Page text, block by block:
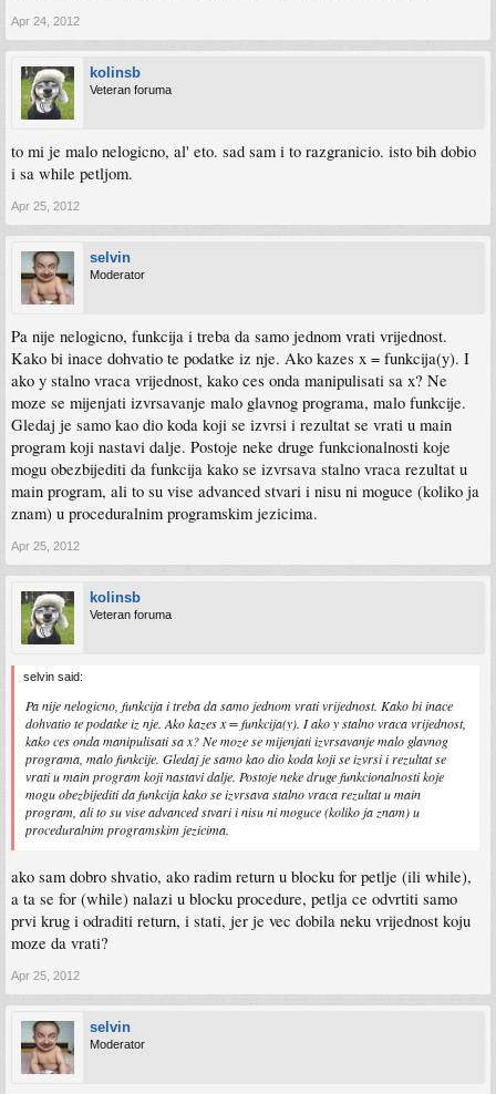
Apr 24, 2012
kolinsb
Veteran foruma
to mi je malo nelogicno, al' eto. sad sam i to razgranicio. isto bih dobio
i sa while petljom.
Apr 25, 2012
selvin
Moderator
Pa nije nelogicno, funkcija i treba da samo jednom vrati vrijednost.
Kako bi inace dohvatio te podatke iz nje. Ako kazes x = funkcija(y). I
ako y stalno vraca vrijednost, kako ces onda manipulisati sa x? Ne
moze se mijenjati izvrsavanje malo glavnog programa, malo funkcije.
Gledaj je samo kao dio koda koji se izvrsi i rezultat se vrati u main
program koji nastavi dalje. Postoje neke druge funkcionalnosti koje
mogu obezbijediti da funkcija kako se izvrsava stalno vraca rezultat u
main program, ali to su vise advanced stvari i nisu ni moguce (koliko ja
znam) u proceduralnim programskim jezicima.
Apr 25, 2012
kolinsb
Veteran foruma
selvin said:
Pa nije nelogicno, funkcija i treba da samo jednom vrati vrijednost. Kako bi inace
dohvatio te podatke iz nje. Ako kazes x = funkcija(y). I ako y stalno vraca vrijednost,
kako ces onda manipulisati sa x? Ne moze se mijenjati izvrsavanje malo glavnog
programa, malo funkcije. Gledaj je samo kao dio koda koji se izvrsi i rezultat se
vrati u main program koji nastavi dalje. Postoje neke druge funkcionalnosti koje
mogu obezbijediti da funkcija kako se izvrsava stalno vraca rezultat u main
program, ali to su vise advanced stvari i nisu ni moguce (koliko ja znam) u
proceduralnim programskim jezicima.
ako sam dobro shvatio, ako radim return u blocku for petlje (ili while),
a ta se for (while) nalazi u blocku procedure, petlja ce odvrtiti samo
prvi krug i odraditi return, i stati, jer je vec dobila neku vrijednost koju
moze da vrati?
Apr 25, 2012
selvin
Moderator